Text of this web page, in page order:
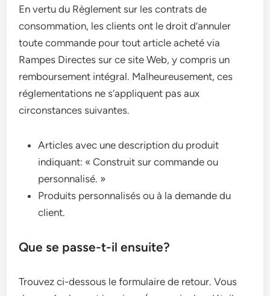
En vertu du Règlement sur les contrats de
consommation, les clients ont le droit d’annuler
toute commande pour tout article acheté via
Rampes Directes sur ce site Web, y compris un
remboursement intégral. Malheureusement, ces
réglementations ne s’appliquent pas aux
circonstances suivantes.
Articles avec une description du produit
indiquant: « Construit sur commande ou
personnalisé. »
Produits personnalisés ou à la demande du
client.
Que se passe-t-il ensuite?
Trouvez ci-dessous le formulaire de retour. Vous